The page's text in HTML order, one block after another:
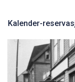
Kalender-